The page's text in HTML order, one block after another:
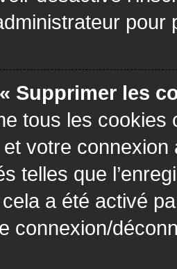
Supprimer les
tous les
votre
telles que
a été activé
connexion/